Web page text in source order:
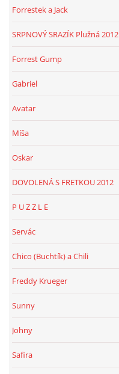
Forrestek a Jack
SRPNOVÝ SRAZÍK Plužná 2012
Forrest Gump
Gabriel
Avatar
Míša
Oskar
DOVOLENÁ S FRETKOU 2012
P U Z Z L E
Servác
Chico (Buchtík) a Chili
Freddy Krueger
Sunny
Johny
Safira